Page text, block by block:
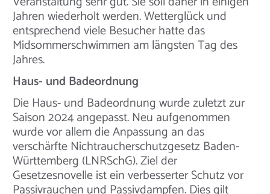
Jahren wiederholt werden. Wetterglück und
entsprechend viele Besucher hatte das
Midsommerschwimmen am längsten Tag des
Jahres.
Haus- und Badeordnung
Die Haus- und Badeordnung wurde zuletzt zur
Saison 2024 angepasst. Neu aufgenommen
wurde vor allem die Anpassung an das
verschärfte Nichtraucherschutzgesetz Baden-
Württemberg (LNRSchG). Ziel der
Gesetzesnovelle ist ein verbesserter Schutz vor